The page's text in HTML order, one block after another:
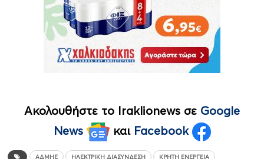
Ακολουθήστε το Iraklionews σε Google
News
και Facebook
ΑΔΜΗΕ ΗΛΕΚΤΡΙΚΉ ΔΙΑΣΎΝΔΕΣΗ ΚΡΉΤΗ ΕΝΈΡΓΕΙΑ